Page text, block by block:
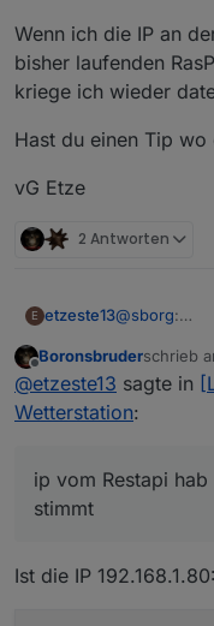
Wenn ich die IP an
bisher laufenden
kriege ich wieder
Hast du einen Tip wo
vG Etze
2 Antworten
E etzeste13@sborg:
funktioniert(e)
folgendes
Ich muss
aufsetzen.
-) Also neuer
neuen RasPi
-)./
empfange
Wenn ich
bisher
Offline
Boronsbruderschrieb
zuletzt
@etzeste13 sagte in
Wetterstation:
ip vom Restapi
stimmt
Ist die IP